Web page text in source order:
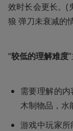
效时长会更长。(
狼 弹刀未衰减的
“较低的理解难度
需要理解的
木制物品，水
游戏中玩家